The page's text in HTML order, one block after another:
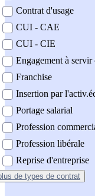
Contrat d'usage
CUI - CAE
CUI - CIE
Engagement à servir
Franchise
Insertion par
Portage salarial
Profession
Profession libérale
Reprise d'entreprise
de types de contrat